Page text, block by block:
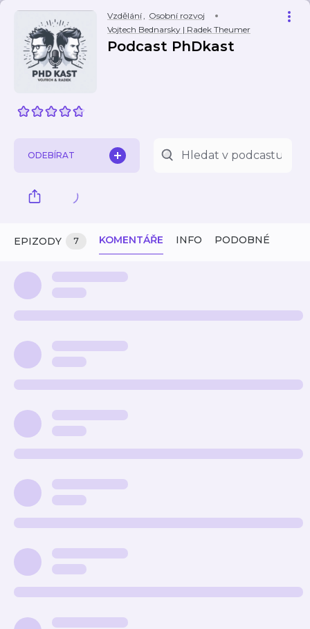
Vzdělání, Osobní rozvoj
Vojtech Bednarsky | Radek Theumer
Podcast PhDkast
ODEBÍRAT
EPIZODY 7 KOMENTÁŘE INFO PODOBNÉ